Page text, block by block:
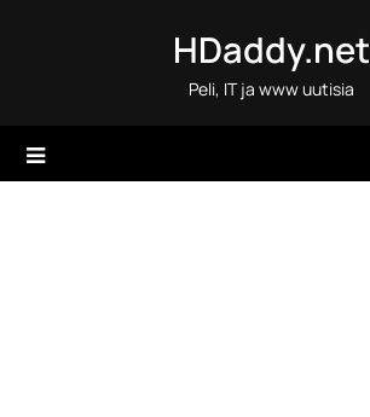
HDaddy.net
Peli, IT ja www uutisia